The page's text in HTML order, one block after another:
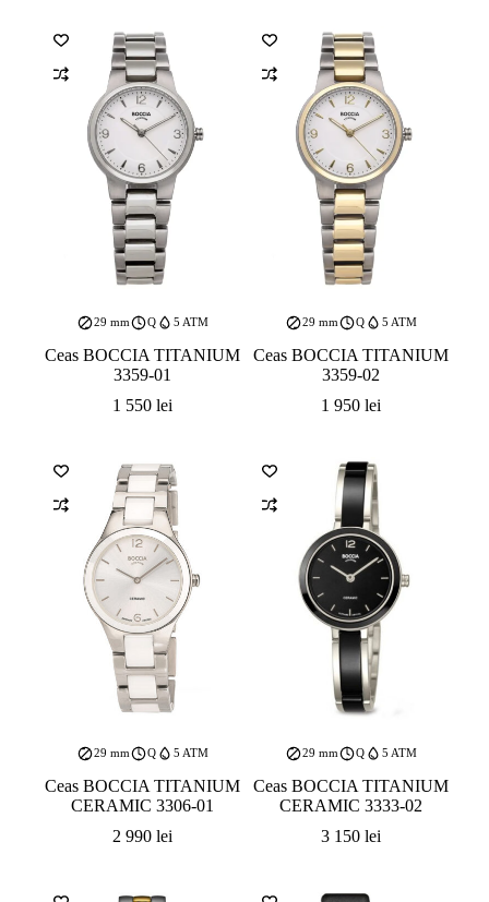
29 mm Q 5 ATM
Ceas BOCCIA TITANIUM
3359-01
1 550lei
29 mm Q 5 ATM
Ceas BOCCIA TITANIUM
3359-02
1 950lei
29 mm Q 5 ATM
Ceas BOCCIA TITANIUM
CERAMIC 3306-01
2 990lei
29 mm Q 5 ATM
Ceas BOCCIA TITANIUM
CERAMIC 3333-02
3 150lei